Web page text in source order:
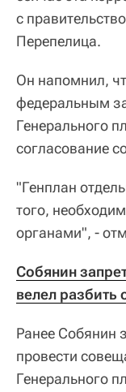
с
Перепелица.
Он напомнил,
федеральным
Генерального
согласование
"Генплан
того,
органами", -
Собянин
велел разбить
Ранее Собянин
провести
Генерального